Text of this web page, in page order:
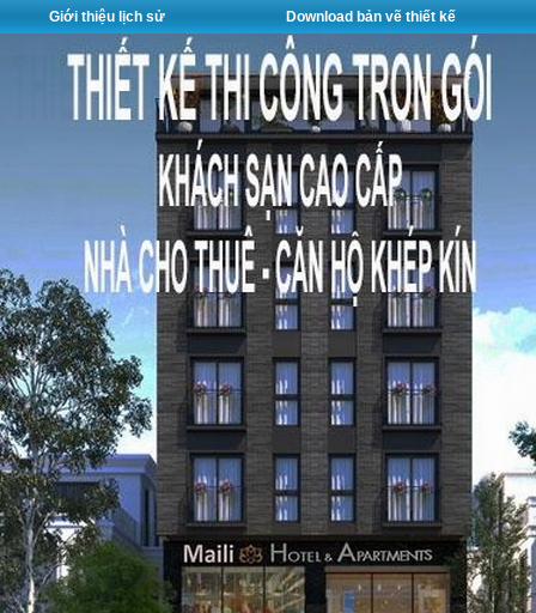
Giới thiệu lịch sử Download bản vẽ thiết kế